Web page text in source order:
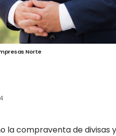
Norte
la compraventa de